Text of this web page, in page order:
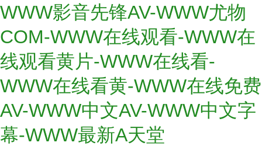
WWW影音先锋AV-WWW尤物
COM-WWW在线观看-WWW在
线观看黄片-WWW在线看-
WWW在线看黄-WWW在线免费
AV-WWW中文AV-WWW中文字
幕-WWW最新A天堂